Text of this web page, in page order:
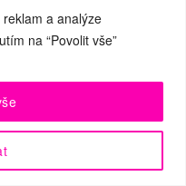
a analýze
na “Povolit vše”